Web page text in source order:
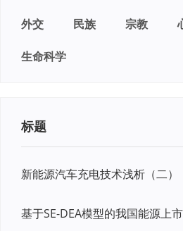
外交 民族 宗教
生命科学
标题
新能源汽车充电技术浅析（二）
基于SE-DEA模型的我国能源上